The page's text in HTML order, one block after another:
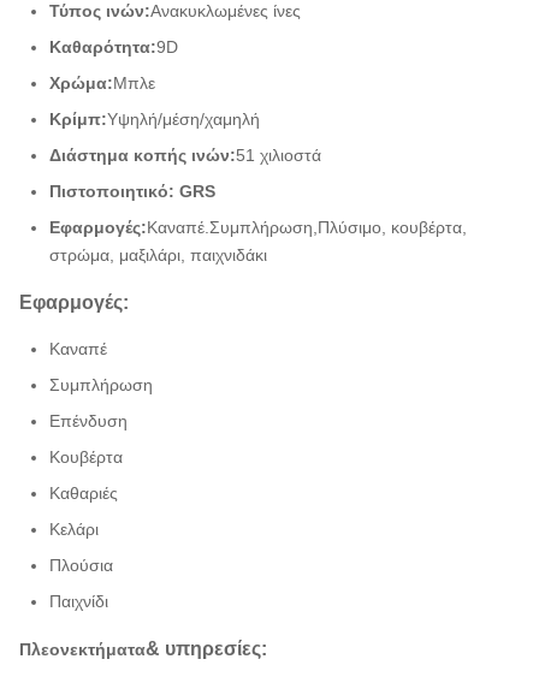
Τύπος ινών:Ανακυκλωμένες ίνες
Καθαρότητα:9D
Χρώμα:Μπλε
Κρίμπ:Υψηλή/μέση/χαμηλή
Διάστημα κοπής ινών:51 χιλιοστά
Πιστοποιητικό: GRS
Εφαρμογές:Καναπέ. Συμπλήρωση, Πλύσιμο, κουβέρτα,
στρώμα, μαξιλάρι, παιχνιδάκι
Εφαρμογές:
Καναπέ
Συμπλήρωση
Επένδυση
Κουβέρτα
Καθαριές
Κελάρι
Πλούσια
Παιχνίδι
Πλεονεκτήματα& υπηρεσίες: